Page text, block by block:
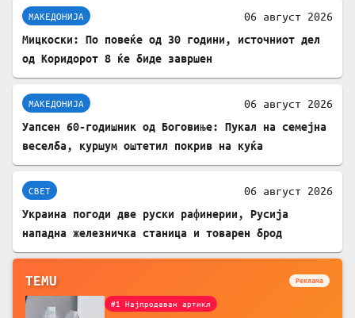
МАКЕДОНИЈА 06 август 2026
Мицкоски: По повеќе од 30 години, источниот дел
од Коридорот 8 ќе биде завршен
МАКЕДОНИЈА 06 август 2026
Уапсен 60-годишник од Боговиње: Пукал на семејна
веселба, куршум оштетил покрив на куќа
СВЕТ 06 август 2026
Украина погоди две руски рафинерии, Русија
нападна железничка станица и товарен брод
TEMU Реклама
#1 Најпродаван артикл